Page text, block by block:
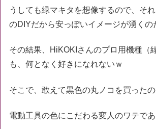
うしても緑マキタを想像するので、そ
のDIYだから安っぽいイメージが湧くの
その結果、HiKOKIさんのプロ用機種（
も、何となく好きになれないｗ
そこで、敢えて黒色の丸ノコを買ったの
電動工具の色にこだわる変人のワテであ